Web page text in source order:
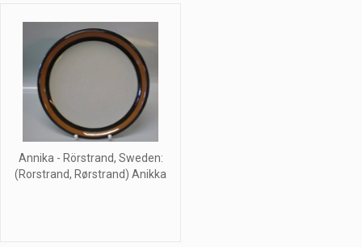
Annika - Rörstrand, Sweden:
(Rorstrand, Rørstrand) Anikka